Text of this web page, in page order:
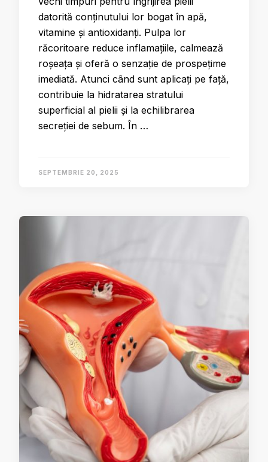
datorită conținutului lor bogat în apă,
vitamine și antioxidanți. Pulpa lor
răcoritoare reduce inflamațiile, calmează
roșeața și oferă o senzație de prospețime
imediată. Atunci când sunt aplicați pe față,
contribuie la hidratarea stratului
superficial al pielii și la echilibrarea
secreției de sebum. În …
SEPTEMBRIE 20, 2025